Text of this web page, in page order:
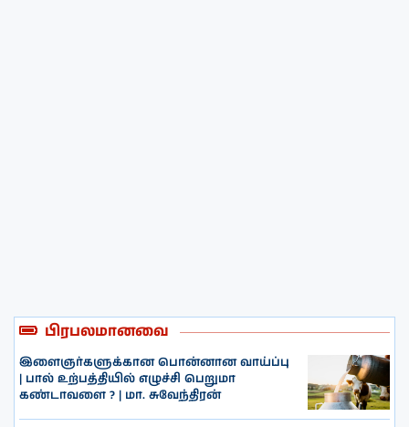
பிரபலமானவை
இளைஞர்களுக்கான பொன்னான வாய்ப்பு
| பால் உற்பத்தியில் எழுச்சி பெறுமா
கண்டாவளை ? | மா. சுவேந்திரன்